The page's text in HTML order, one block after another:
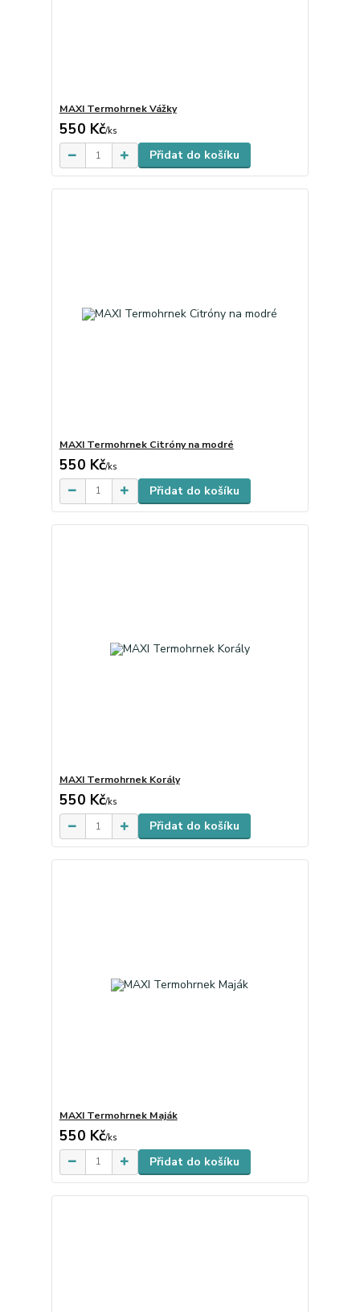
MAXI Termohrnek Vážky
550 Kč/ks
Přidat do košíku
MAXI Termohrnek Citróny na modré
550 Kč/ks
Přidat do košíku
MAXI Termohrnek Korály
550 Kč/ks
Přidat do košíku
MAXI Termohrnek Maják
550 Kč/ks
Přidat do košíku